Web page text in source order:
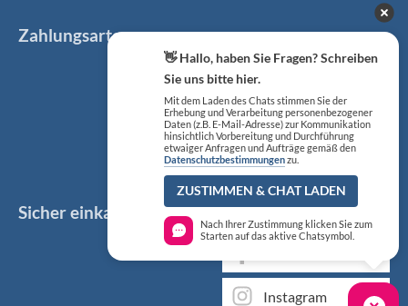
Zahlungsarten
Sicher einkaufen Social Media
Instagram
👋 Hallo, haben Sie Fragen? Schreiben
Sie uns bitte hier.
Mit dem Laden des Chats stimmen Sie der
Erhebung und Verarbeitung personenbezogener
Daten (z.B. E-Mail-Adresse) zur Kommunikation
hinsichtlich Vorbereitung und Durchführung
etwaiger Anfragen und Aufträge gemäß den
Datenschutzbestimmungenzu.
ZUSTIMMEN & CHAT LADEN
Nach Ihrer Zustimmung klicken Sie zum
Starten auf das aktive Chatsymbol.